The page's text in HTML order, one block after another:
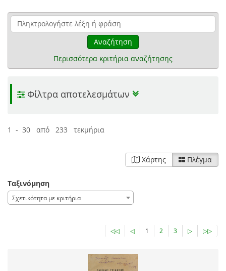
Αναζήτηση
Περισσότερα κριτήρια αναζήτησης
Φίλτρα αποτελεσμάτων
1 - 30 από 233 τεκμήρια
Χάρτης Πλέγμα
Ταξινόμηση
Σχετικότητα με κριτήρια
◁◁ ◁ 1 2 3 ▷ ▷▷